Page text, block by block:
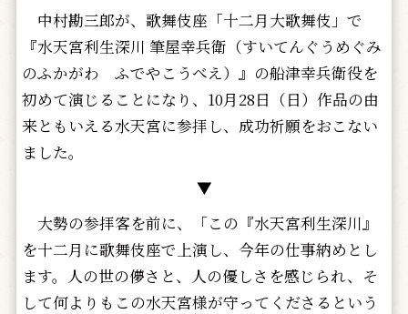
中村勘三郎が、歌舞伎座「十二月大歌舞伎」で
『水天宮利生深川 筆屋幸兵衛（すいてんぐうめぐみ
のふかがわ ふでやこうべえ）』の船津幸兵衛役を
初めて演じることになり、10月28日（日）作品の由
来ともいえる水天宮に参拝し、成功祈願をおこない
ました。
▼
大勢の参拝客を前に、「この『水天宮利生深川』
を十二月に歌舞伎座で上演し、今年の仕事納めとし
ます。人の世の儚さと、人の優しさを感じられ、そ
して何よりもこの水天宮様が守ってくださるという